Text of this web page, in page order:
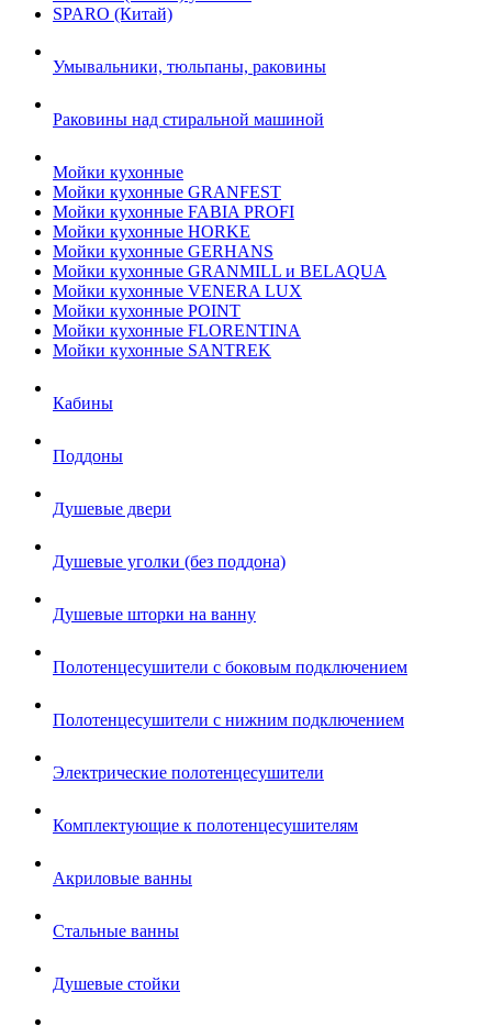
SPARO (Китай)
Умывальники, тюльпаны, раковины
Раковины над стиральной машиной
Мойки кухонные
Мойки кухонные GRANFEST
Мойки кухонные FABIA PROFI
Мойки кухонные HORKE
Мойки кухонные GERHANS
Мойки кухонные GRANMILL и BELAQUA
Мойки кухонные VENERA LUX
Мойки кухонные POINT
Мойки кухонные FLORENTINA
Мойки кухонные SANTREK
Кабины
Поддоны
Душевые двери
Душевые уголки (без поддона)
Душевые шторки на ванну
Полотенцесушители с боковым подключением
Полотенцесушители с нижним подключением
Электрические полотенцесушители
Комплектующие к полотенцесушителям
Акриловые ванны
Стальные ванны
Душевые стойки